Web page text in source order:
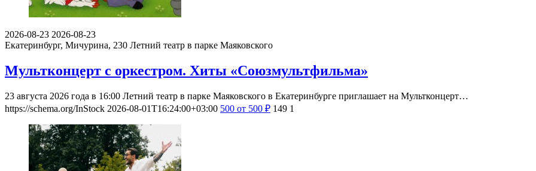
2026-08-23 2026-08-23
Екатеринбург, Мичурина, 230 Летний театр в парке Маяковского
Мультконцерт с оркестром. Хиты «Союзмультфильма»
23 августа 2026 года в 16:00 Летний театр в парке Маяковского в Екатеринбурге приглашает на Мультконцерт…
https://schema.org/InStock 2026-08-01T16:24:00+03:00 500 от 500 ₽ 149 1